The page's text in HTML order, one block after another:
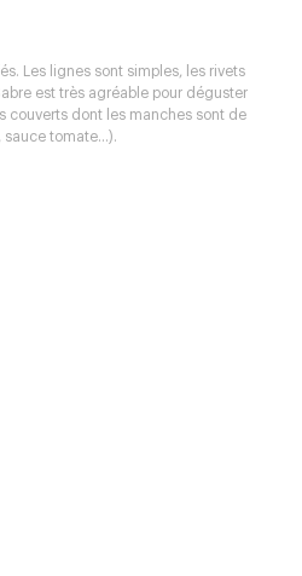
Les lignes sont simples, les rivets
est très agréable pour déguster
couverts dont les manches sont de
tomate...).